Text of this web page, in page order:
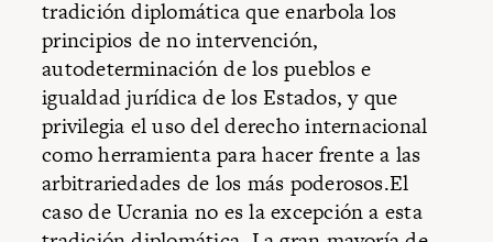
tradición diplomática que enarbola los
principios de no intervención,
autodeterminación de los pueblos e
igualdad jurídica de los Estados, y que
privilegia el uso del derecho internacional
como herramienta para hacer frente a las
arbitrariedades de los más poderosos.El
caso de Ucrania no es la excepción a esta